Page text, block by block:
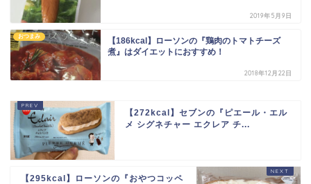
2019年5月9日
おつまみ
【186kcal】ローソンの『鶏肉のトマトチーズ
煮』はダイエットにおすすめ！
2018年12月22日
【272kcal】セブンの『ピエール・エル
メ シグネチャー エクレア チ...
【295kcal】ローソンの『おやつコッペ